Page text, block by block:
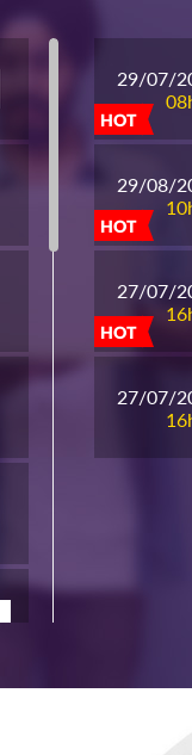
HOT
29/07/
HOT
29/08/
HOT
27/07/
27/07/